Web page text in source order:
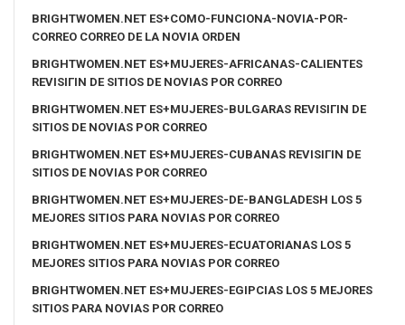
BRIGHTWOMEN.NET ES+COMO-FUNCIONA-NOVIA-POR-
CORREO CORREO DE LA NOVIA ORDEN
BRIGHTWOMEN.NET ES+MUJERES-AFRICANAS-CALIENTES
REVISIГІN DE SITIOS DE NOVIAS POR CORREO
BRIGHTWOMEN.NET ES+MUJERES-BULGARAS REVISIГІN DE
SITIOS DE NOVIAS POR CORREO
BRIGHTWOMEN.NET ES+MUJERES-CUBANAS REVISIГІN DE
SITIOS DE NOVIAS POR CORREO
BRIGHTWOMEN.NET ES+MUJERES-DE-BANGLADESH LOS 5
MEJORES SITIOS PARA NOVIAS POR CORREO
BRIGHTWOMEN.NET ES+MUJERES-ECUATORIANAS LOS 5
MEJORES SITIOS PARA NOVIAS POR CORREO
BRIGHTWOMEN.NET ES+MUJERES-EGIPCIAS LOS 5 MEJORES
SITIOS PARA NOVIAS POR CORREO